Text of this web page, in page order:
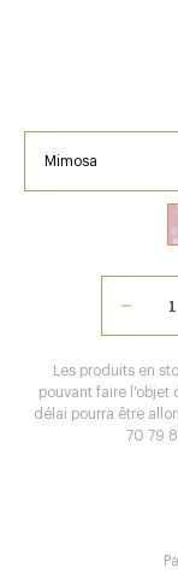
Mimosa
Les produits en
pouvant faire l'objet
délai pourra être
70 79